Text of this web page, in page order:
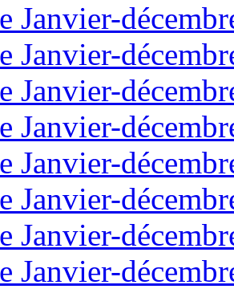
Janvier-
Janvier-
Janvier-
Janvier-
Janvier-
Janvier-
Janvier-
Janvier-